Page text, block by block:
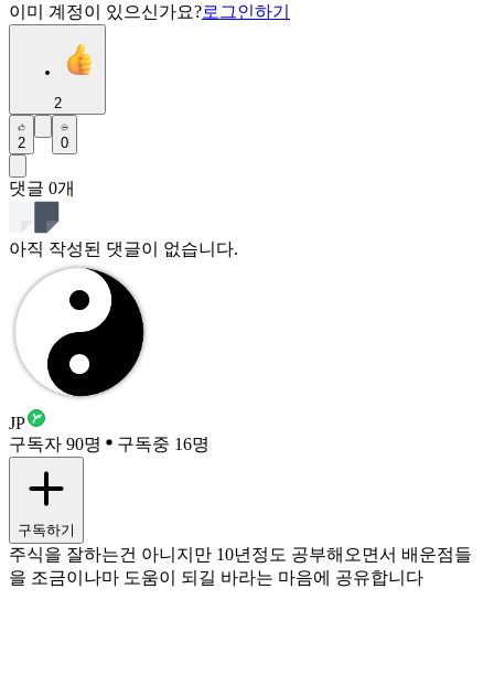
이미 계정이 있으신가요?로그인하기
2
2 0
댓글 0개
아직 작성된 댓글이 없습니다.
JP
구독자 90명
구독중 16명
구독하기
주식을 잘하는건 아니지만 10년정도 공부해오면서 배운점들
을 조금이나마 도움이 되길 바라는 마음에 공유합니다